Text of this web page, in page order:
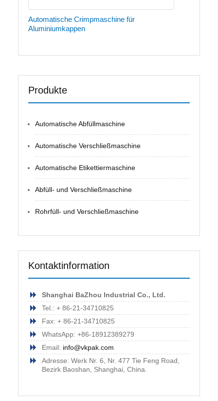
Automatische Crimpmaschine für
Aluminiumkappen
Produkte
Automatische Abfüllmaschine
Automatische Verschließmaschine
Automatische Etikettiermaschine
Abfüll- und Verschließmaschine
Rohrfüll- und Verschließmaschine
Kontaktinformation
Shanghai BaZhou Industrial Co., Ltd.
Tel.: + 86-21-34710825
Fax: + 86-21-34710825
WhatsApp: +86-18912389279
Email: info@vkpak.com
Adresse: Werk Nr. 6, Nr. 477 Tie Feng Road,
Bezirk Baoshan, Shanghai, China.